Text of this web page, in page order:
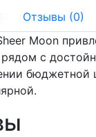
Отзывы (0)
Moon
с
бюджетной